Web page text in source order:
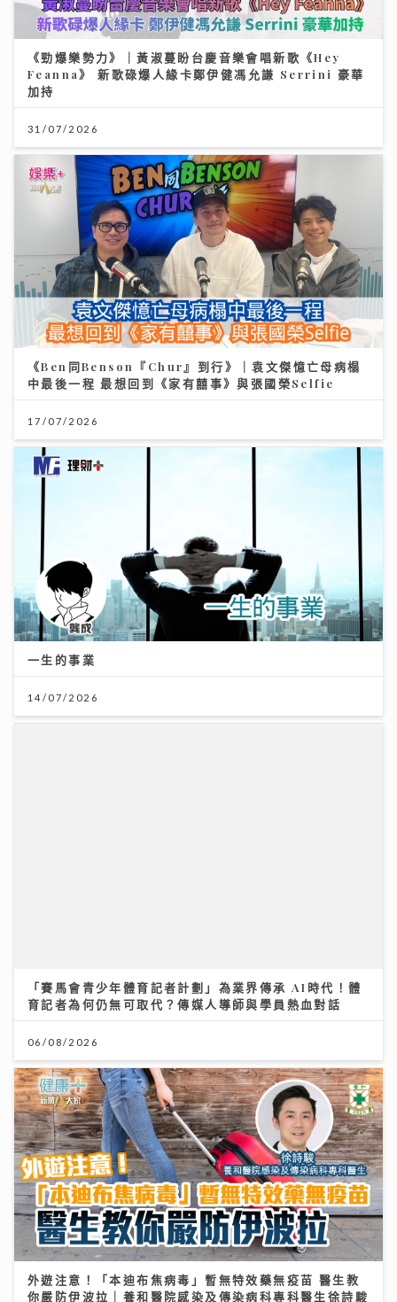
《勁爆樂勢力》｜黃淑蔓盼台慶音樂會唱新歌《Hey
Feanna》 新歌碌爆人緣卡鄭伊健馮允謙 Serrini 豪華
加持
31/07/2026
《Ben同Benson『Chur』到行》｜袁文傑憶亡母病榻
中最後一程 最想回到《家有囍事》與張國榮Selfie
17/07/2026
一生的事業
14/07/2026
06/08/2026
外遊注意！「本迪布焦病毒」暫無特效藥無疫苗 醫生教
你嚴防伊波拉｜養和醫院感染及傳染病科專科醫生徐詩駿